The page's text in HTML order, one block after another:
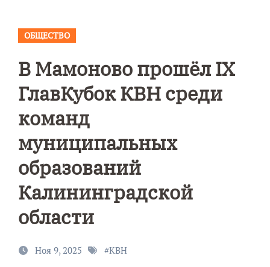
ОБЩЕСТВО
В Мамоново прошёл IX
ГлавКубок КВН среди
команд
муниципальных
образований
Калининградской
области
Ноя 9, 2025 #КВН